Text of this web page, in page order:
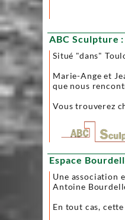
ABC Sculpture
Situé "dans"
Marie-Ange et
que nous
Vous trouverez
Espace
Une association
Antoine
En tout cas,